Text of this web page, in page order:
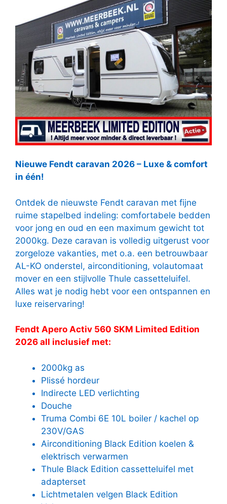
Nieuwe Fendt caravan 2026 – Luxe & comfort
in één!
Ontdek de nieuwste Fendt caravan met fijne
ruime stapelbed indeling: comfortabele bedden
voor jong en oud en een maximum gewicht tot
2000kg. Deze caravan is volledig uitgerust voor
zorgeloze vakanties, met o.a. een betrouwbaar
AL-KO onderstel, airconditioning, volautomaat
mover en een stijlvolle Thule cassetteluifel.
Alles wat je nodig hebt voor een ontspannen en
luxe reiservaring!
Fendt Apero Activ 560 SKM Limited Edition
2026 all inclusief met:
2000kg as
Plissé hordeur
Indirecte LED verlichting
Douche
Truma Combi 6E 10L boiler / kachel op
230V/GAS
Airconditioning Black Edition koelen &
elektrisch verwarmen
Thule Black Edition cassetteluifel met
adapterset
Lichtmetalen velgen Black Edition